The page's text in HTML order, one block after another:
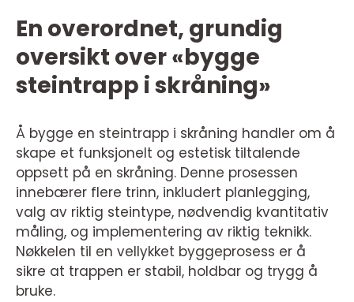
En overordnet, grundig
oversikt over «bygge
steintrapp i skråning»
Å bygge en steintrapp i skråning handler om å
skape et funksjonelt og estetisk tiltalende
oppsett på en skråning. Denne prosessen
innebærer flere trinn, inkludert planlegging,
valg av riktig steintype, nødvendig kvantitativ
måling, og implementering av riktig teknikk.
Nøkkelen til en vellykket byggeprosess er å
sikre at trappen er stabil, holdbar og trygg å
bruke.